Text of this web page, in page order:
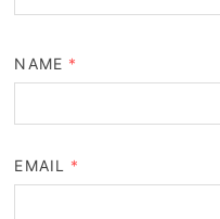
NAME *
EMAIL *